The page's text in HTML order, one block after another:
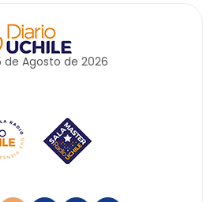
de Agosto de 2026